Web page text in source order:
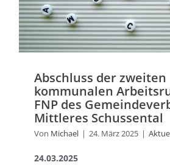
Abschluss der zweiten
kommunalen
FNP des
Mittleres Schussental
Von Michael | 24. März 2025 |
24.03.2025